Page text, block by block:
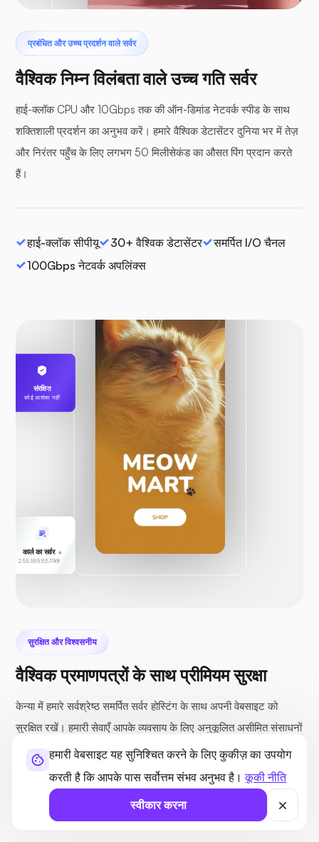
हमारी वेबसाइट यह सुनिश्चित करने के लिए कुकीज़ का उपयोग
करती है कि आपके पास सर्वोत्तम संभव अनुभव है।कूकी नीति
स्वीकार करना
प्रबंधित और उच्च प्रदर्शन वाले सर्वर
वैश्विक निम्न विलंबता वाले उच्च गति सर्वर
हाई-क्लॉक CPU और 10Gbps तक की ऑन-डिमांड नेटवर्क स्पीड के साथ
शक्तिशाली प्रदर्शन का अनुभव करें। हमारे वैश्विक डेटासेंटर दुनिया भर में तेज़
और निरंतर पहुँच के लिए लगभग 50 मिलीसेकंड का औसत पिंग प्रदान करते
हैं।
हाई-क्लॉक सीपीयू 30+ वैश्विक डेटासेंटर
समर्पित I/O चैनल
100Gbps नेटवर्क अपलिंक्स
संरक्षित
कोई आशंका नहीं
कार्ल का सर्वर
255.189.85.19
सुरक्षित और विश्वसनीय
वैश्विक प्रमाणपत्रों के साथ प्रीमियम सुरक्षा
केन्या में हमारे सर्वश्रेष्ठ समर्पित सर्वर होस्टिंग के साथ अपनी वेबसाइट को
सुरक्षित रखें। हमारी सेवाएँ आपके व्यवसाय के लिए अनुकूलित असीमित संसाधनों
के साथ दुर्भावनापूर्ण खतरों और ट्रैफ़िक बॉट के विरुद्ध मज़बूत सुरक्षा प्रदान
करती हैं। हमारे केन्या-आधारित सर्वर और चौबीसों घंटे विशेषज्ञ सहायता के साथ
भरोसेमंद और स्केलेबल प्रदर्शन का अनुभव करें।